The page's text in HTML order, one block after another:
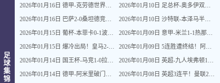
足
球
集
锦
2026年01月16日 德甲-克劳德世界波柳比西奇绝平 十人柏林联合1-1奥格斯堡
2026年01月16日 巴萨2-0桑坦德竞技晋级国王杯八强 费兰单刀球破门亚马尔建功
2026年01月15日 葡杯-本菲卡0-1波尔图止步八强 贝德纳雷克制胜帕夫利季斯失良机
2026年01月15日 爆冷出局！皇马2-3遭西乙队阿尔瓦塞特补时绝杀 无缘国王杯8强
2026年01月14日 国王杯-马竞1-0拉科鲁尼亚 格列兹曼十分角任意球破门+远射中横梁
2026年01月14日 德甲-阿米里破门威德默建功 美因茨2-1海登海姆
2026年01月10日 足总杯-奥多伊双响 点球大战诺丁汉森林6-7雷克瑟姆
2026年01月10日 沙特联-本泽马半场戴帽 吉达联合4-0拉斯永恒
2026年01月09日 意甲-米兰1-1热那亚落后榜首3分 莱奥补时绝平普利西奇进球被吹
2026年01月09日 5连胜遭终结！阿森纳0-0利物浦 布拉德利中框+伤退因卡皮耶伤退
2026年01月08日 英超-九人埃弗顿1-1狼队 基恩破门+中柱+染红格拉利什两黄被罚下
2026年01月08日 英超3连平！曼联2-2伯恩利 舍什科双响海文乌龙 弗莱彻无缘开门红